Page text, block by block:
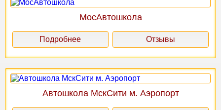
МосАвтошкола
Подробнее Отзывы
Автошкола МскСити м. Аэропорт